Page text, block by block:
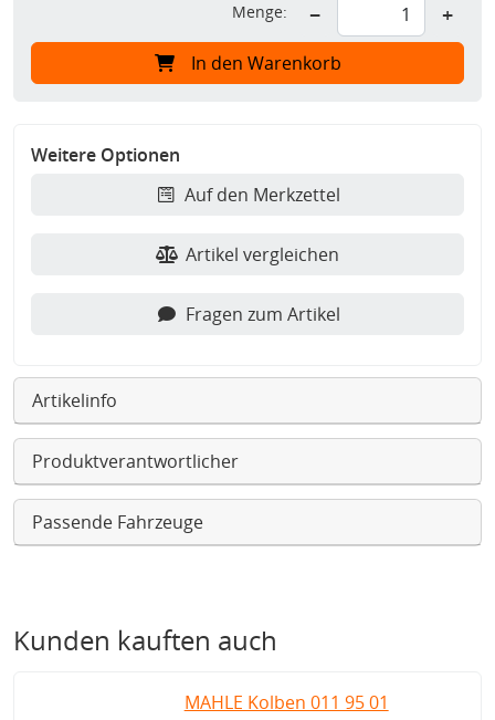
Menge: − +
In den Warenkorb
Weitere Optionen
Auf den Merkzettel
Artikel vergleichen
Fragen zum Artikel
Artikelinfo
Produktverantwortlicher
Passende Fahrzeuge
Kunden kauften auch
MAHLE Kolben 011 95 01